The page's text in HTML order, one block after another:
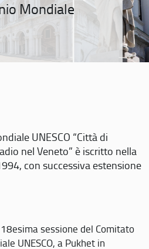
Mondiale
UNESCO “Città di
nel Veneto” è iscritto nella
con successiva estensione
sessione del Comitato
UNESCO, a Pukhet in